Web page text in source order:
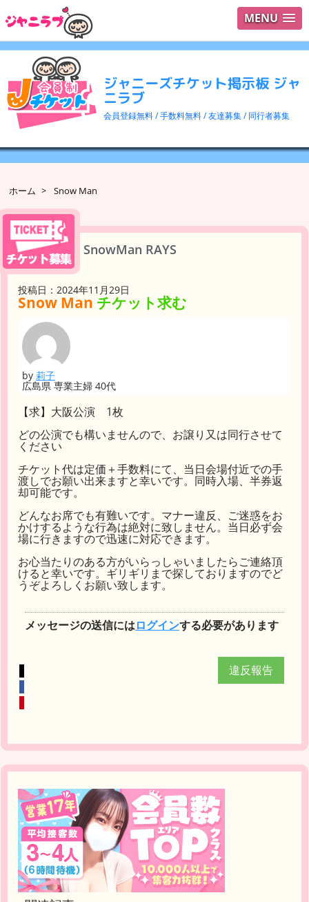
MENU
ジャニーズチケット掲示板 ジャ
ニラブ
会員登録無料 / 手数料無料 / 友達募集 / 同行者募集
ログイ
検索
ホーム > Snow Man
SnowMan RAYS
投稿日：2024年11月29日
Snow Man チケット求む
by 莉子
広島県 専業主婦 40代
【求】大阪公演 1枚
どの公演でも構いませんので、お譲り又は同行させて
ください
チケット代は定価＋手数料にて、当日会場付近での手
渡しでお願い出来ますと幸いです。同時入場、半券返
却可能です。
どんなお席でも有難いです。マナー違反、ご迷惑をお
かけするような行為は絶対に致しません。当日必ず会
場に行きますので迅速に対応できます。
お心当たりのある方がいらっしゃいましたらご連絡頂
けると幸いです。ギリギリまで探しておりますのでど
うぞよろしくお願い致します。
メッセージの送信にはログインする必要があります
違反報告